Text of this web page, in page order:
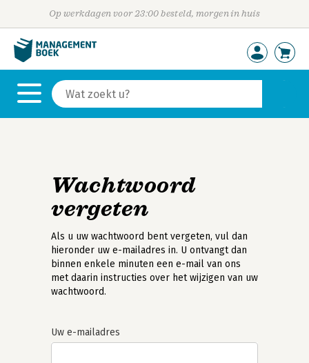
Op werkdagen voor 23:00 besteld, morgen in huis
Wachtwoord
vergeten
Als u uw wachtwoord bent vergeten, vul dan
hieronder uw e-mailadres in. U ontvangt dan
binnen enkele minuten een e-mail van ons
met daarin instructies over het wijzigen van uw
wachtwoord.
Uw e-mailadres